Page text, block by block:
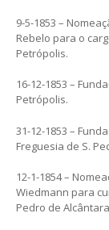
9-5-1853 –
Rebelo para o
Petrópolis.
16-12-1853 –
Petrópolis.
31-12-1853 –
Freguesia de S.
12-1-1854 –
Wiedmann para
Pedro de